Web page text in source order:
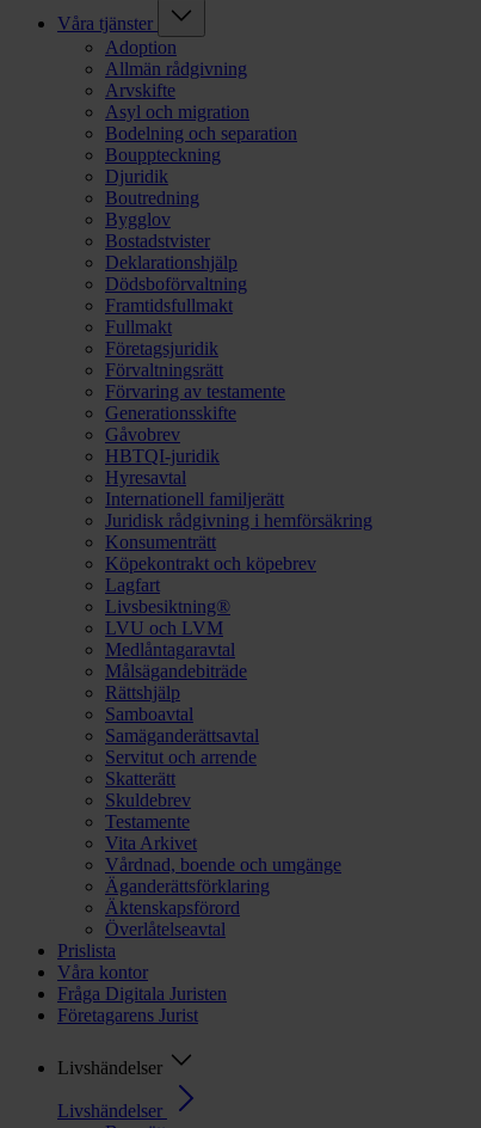
Våra tjänster
Adoption
Allmän rådgivning
Arvskifte
Asyl och migration
Bodelning och separation
Bouppteckning
Djuridik
Boutredning
Bygglov
Bostadstvister
Deklarationshjälp
Dödsboförvaltning
Framtidsfullmakt
Fullmakt
Företagsjuridik
Förvaltningsrätt
Förvaring av testamente
Generationsskifte
Gåvobrev
HBTQI-juridik
Hyresavtal
Internationell familjerätt
Juridisk rådgivning i hemförsäkring
Konsumenträtt
Köpekontrakt och köpebrev
Lagfart
Livsbesiktning®
LVU och LVM
Medlåntagaravtal
Målsägandebiträde
Rättshjälp
Samboavtal
Samäganderättsavtal
Servitut och arrende
Skatterätt
Skuldebrev
Testamente
Vita Arkivet
Vårdnad, boende och umgänge
Äganderättsförklaring
Äktenskapsförord
Överlåtelseavtal
Prislista
Våra kontor
Fråga Digitala Juristen
Företagarens Jurist
Livshändelser
Livshändelser